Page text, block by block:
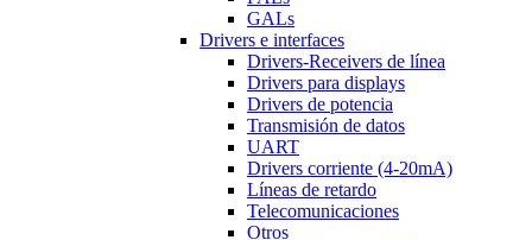
GALs
Drivers e interfaces
Drivers-Receivers de línea
Drivers para displays
Drivers de potencia
Transmisión de datos
UART
Drivers corriente (4-20mA)
Líneas de retardo
Telecomunicaciones
Otros